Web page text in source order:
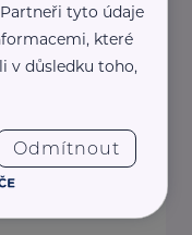
tyto údaje
které
v důsledku toho,
Odmítnout